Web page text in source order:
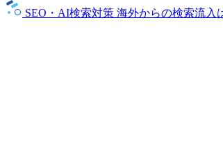
SEO・AI検索対策 海外からの検索流入